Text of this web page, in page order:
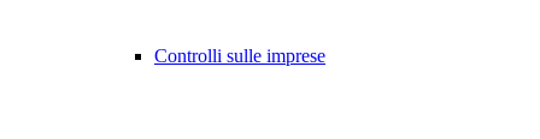
Controlli sulle imprese